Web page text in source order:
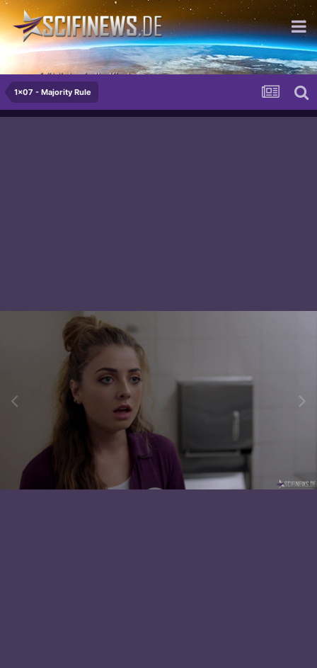
...so fröhlich wie Ihr Kind.
1x07 - Majority Rule